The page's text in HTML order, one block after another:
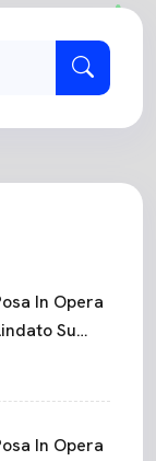
In Opera
Su
Panello
In Opera